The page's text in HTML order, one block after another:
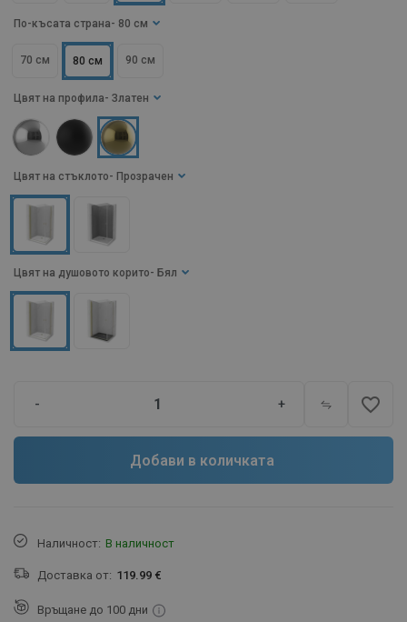
По-късата страна - 80 см
70 см 80 см 90 см
Цвят на стъклото - Прозрачен
Цвят на профила - Златен
Цвят на душовото корито - Бял
- + favorite_border
Добави в количката
Наличност: В наличност
Доставка от: 119.99 €
Връщане до 100 дни